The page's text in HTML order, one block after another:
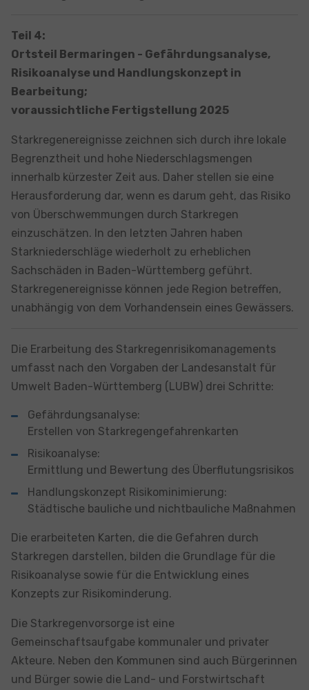
Teil 4:
Ortsteil Bermaringen - Gefährdungsanalyse,
Risikoanalyse und Handlungskonzept in
Bearbeitung;
voraussichtliche Fertigstellung 2025
Starkregenereignisse zeichnen sich durch ihre lokale
Begrenztheit und hohe Niederschlagsmengen
innerhalb kürzester Zeit aus. Daher stellen sie eine
Herausforderung dar, wenn es darum geht, das Risiko
von Überschwemmungen durch Starkregen
einzuschätzen. In den letzten Jahren haben
Starkniederschläge wiederholt zu erheblichen
Sachschäden in Baden-Württemberg geführt.
Starkregenereignisse können jede Region betreffen,
unabhängig von dem Vorhandensein eines Gewässers.
Die Erarbeitung des Starkregenrisikomanagements
umfasst nach den Vorgaben der Landesanstalt für
Umwelt Baden-Württemberg (LUBW) drei Schritte:
Gefährdungsanalyse:
Erstellen von Starkregengefahrenkarten
Risikoanalyse:
Ermittlung und Bewertung des Überflutungsrisikos
Handlungskonzept Risikominimierung:
Städtische bauliche und nichtbauliche Maßnahmen
Die erarbeiteten Karten, die die Gefahren durch
Starkregen darstellen, bilden die Grundlage für die
Risikoanalyse sowie für die Entwicklung eines
Konzepts zur Risikominderung.
Die Starkregenvorsorge ist eine
Gemeinschaftsaufgabe kommunaler und privater
Akteure. Neben den Kommunen sind auch Bürgerinnen
und Bürger sowie die Land- und Forstwirtschaft